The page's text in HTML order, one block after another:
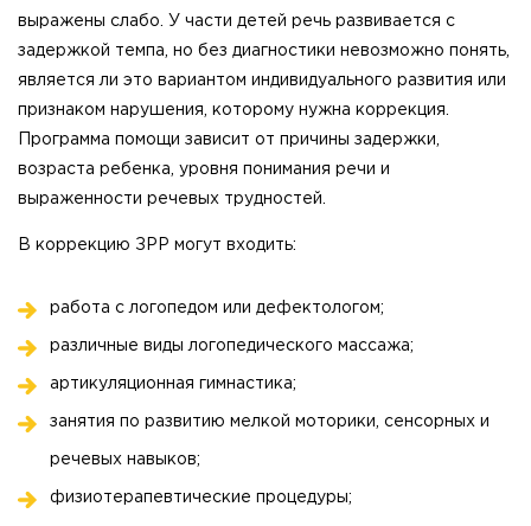
выражены слабо. У части детей речь развивается с
задержкой темпа, но без диагностики невозможно понять,
является ли это вариантом индивидуального развития или
признаком нарушения, которому нужна коррекция.
Программа помощи зависит от причины задержки,
возраста ребенка, уровня понимания речи и
выраженности речевых трудностей.
В коррекцию ЗРР могут входить:
работа с логопедом или дефектологом;
различные виды логопедического массажа;
артикуляционная гимнастика;
занятия по развитию мелкой моторики, сенсорных и
речевых навыков;
физиотерапевтические процедуры;